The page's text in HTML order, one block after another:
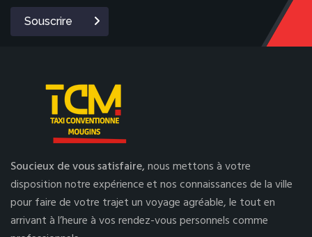
Souscrire
Soucieux de vous satisfaire,nous mettons à votre
disposition notre expérience et nos connaissances de la ville
pour faire de votre trajet un voyage agréable, le tout en
arrivant à l’heure à vos rendez-vous personnels comme